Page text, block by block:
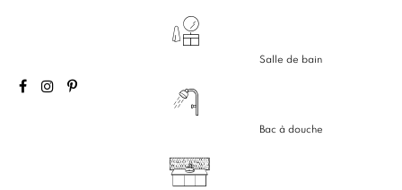
Salle de bain
Bac à douche